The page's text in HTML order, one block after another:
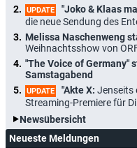
UPDATE "Joko & Klaas
die neue Sendung des
Melissa Naschenweng
Weihnachtsshow von
"The Voice of Germany"
Samstagabend
UPDATE "Akte X: Jenseits
Streaming-Premiere für
Newsübersicht
Neueste Meldungen